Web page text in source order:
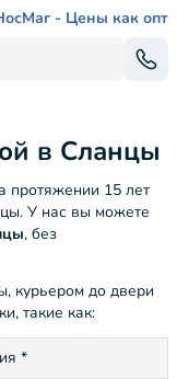
- Цены как опт
в Сланцы
протяжении 15 лет
У нас вы можете
, без
курьером до двери
такие как:
*